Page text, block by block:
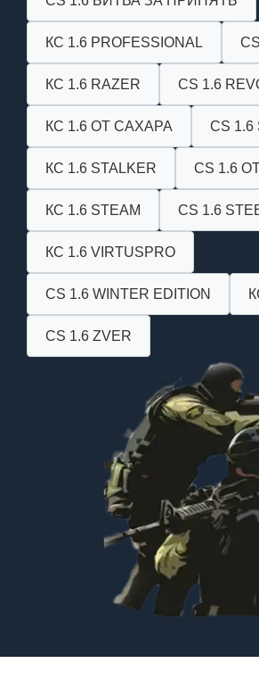
КС 1.6 PROFESSIONAL
КС 1.6 RAZER CS 1.6
КС 1.6 ОТ САХАРА CS 1.6
КС 1.6 STALKER CS 1.6
КС 1.6 STEAM CS 1.6
КС 1.6 VIRTUSPRO
CS 1.6 WINTER EDITION
CS 1.6 ZVER